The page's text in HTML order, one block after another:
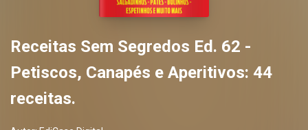
Receitas Sem Segredos Ed. 62 -
Petiscos, Canapés e Aperitivos: 44
receitas.